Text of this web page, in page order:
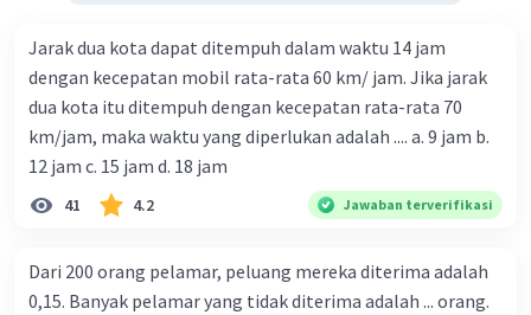
Jarak dua kota dapat ditempuh dalam waktu 14 jam
dengan kecepatan mobil rata-rata 60 km/ jam. Jika jarak
dua kota itu ditempuh dengan kecepatan rata-rata 70
km/jam, maka waktu yang diperlukan adalah .... a. 9 jam b.
12 jam c. 15 jam d. 18 jam
41 4.2 Jawaban terverifikasi
Dari 200 orang pelamar, peluang mereka diterima adalah
0,15. Banyak pelamar yang tidak diterima adalah ... orang.